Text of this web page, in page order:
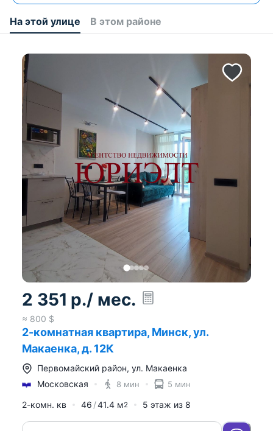
На этой улице В этом районе
2 351 р./ мес.
≈ 800 $
2-комнатная квартира, Минск, ул.
Макаенка, д. 12К
Первомайский район, ул. Макаенка
Московская
8 мин 5 мин
2-комн. кв 46 41.4 м2 5 этаж из 8